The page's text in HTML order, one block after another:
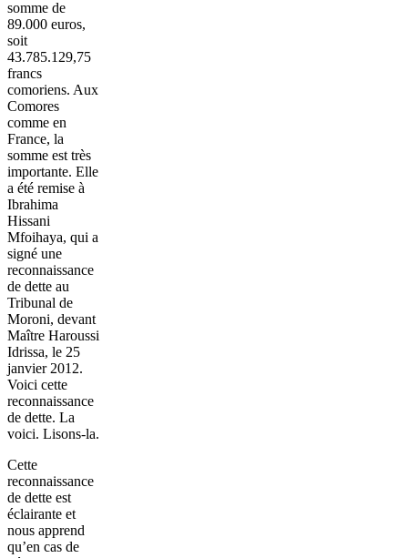
somme de
89.000 euros,
soit
43.785.129,75
francs
comoriens. Aux
Comores
comme en
France, la
somme est très
importante. Elle
a été remise à
Ibrahima
Hissani
Mfoihaya, qui a
signé une
reconnaissance
de dette au
Tribunal de
Moroni, devant
Maître Haroussi
Idrissa, le 25
janvier 2012.
Voici cette
reconnaissance
de dette. La
voici. Lisons-la.
Cette
reconnaissance
de dette est
éclairante et
nous apprend
qu’en cas de